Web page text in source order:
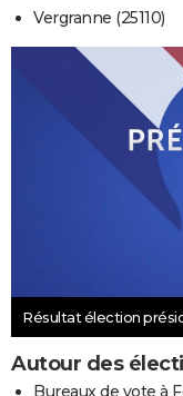
Vergranne (25110)
Résultat élection
Autour des
Bureaux de vote à